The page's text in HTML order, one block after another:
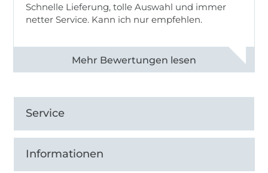
Schnelle Lieferung, tolle Auswahl und immer
netter Service. Kann ich nur empfehlen.
Alle 82930 Bewertungen ansehen
Service
Informationen